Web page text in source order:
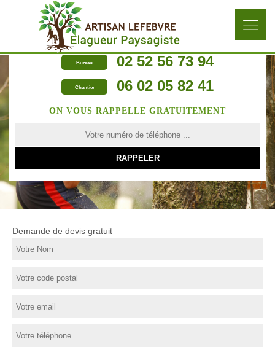
Bureau 02 52 56 73 94
Chantier 06 02 05 82 41
ON VOUS RAPPELLE GRATUITEMENT
Demande de devis gratuit